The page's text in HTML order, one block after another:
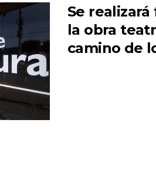
Se
la obra
camino de